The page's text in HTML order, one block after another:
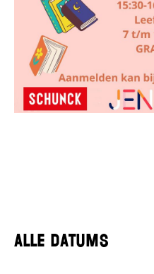
Alle datums